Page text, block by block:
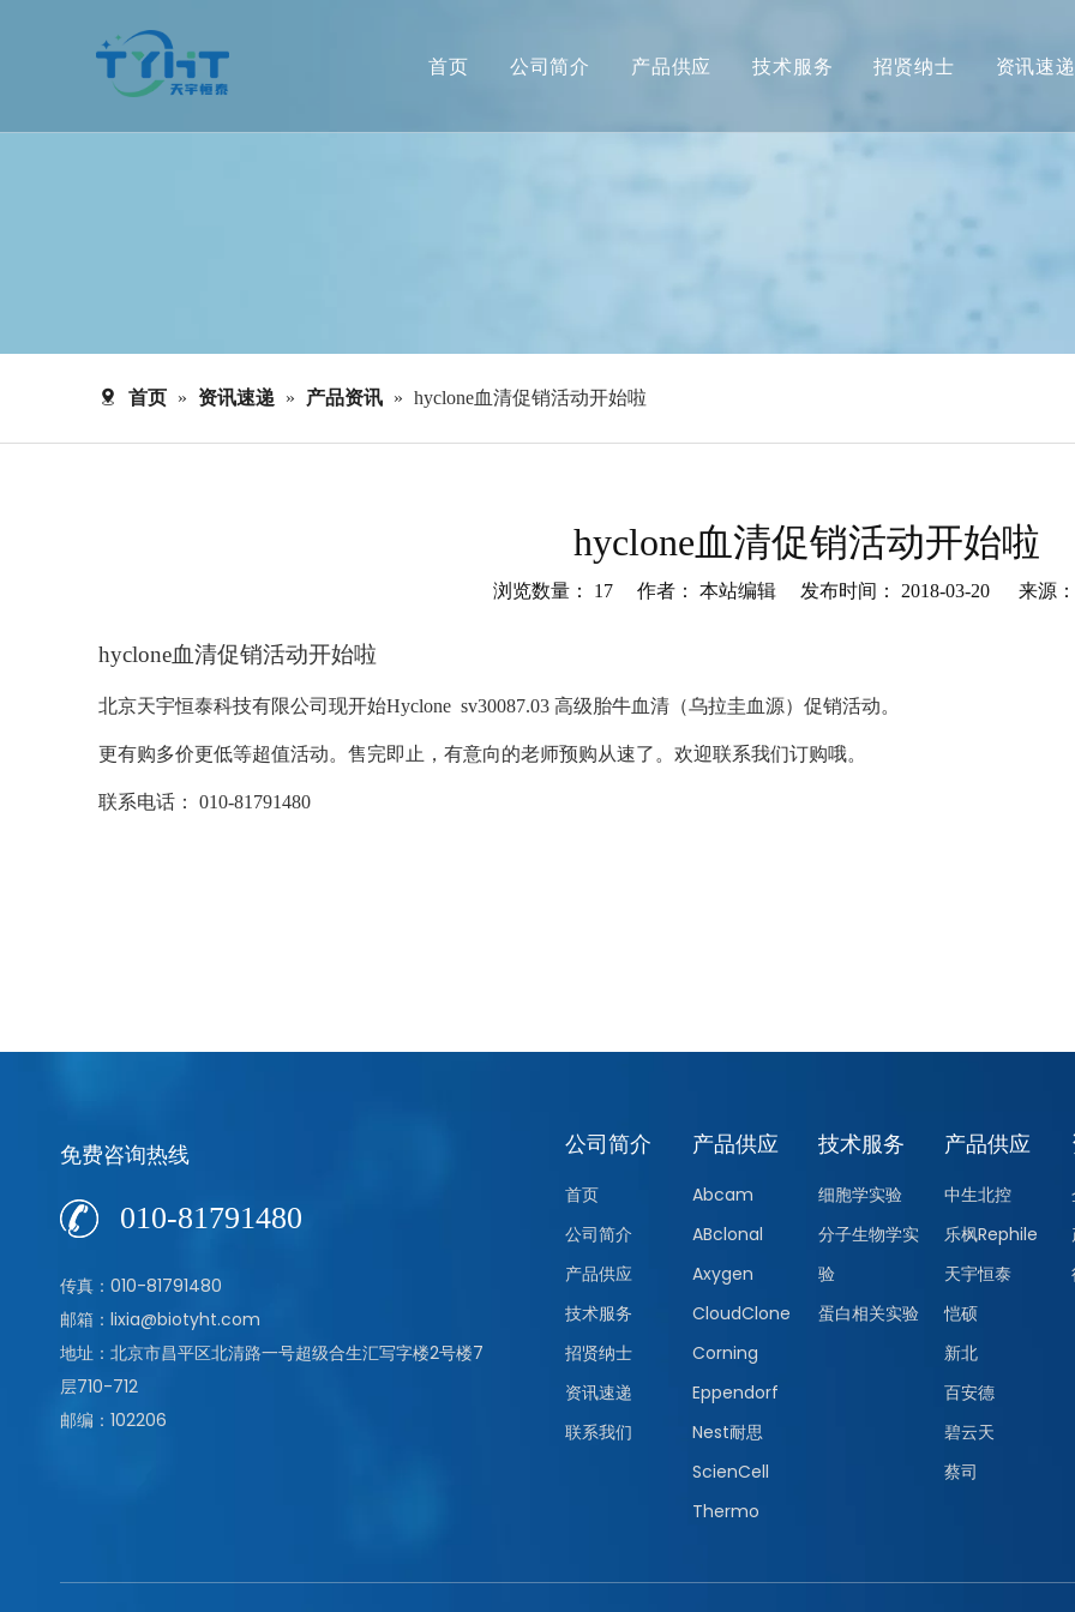
首页 公司简介 产品供应 技术服务 招贤纳士 资讯速递
首页 » 资讯速递 » 产品资讯 » hyclone血清促销活动开始啦
hyclone血清促销活动开始啦
浏览数量： 17 作者： 本站编辑 发布时间： 2018-03-20 来源
["facebook","twitter","line","wechat","linkedin","pinterest","whatsapp"]
hyclone血清促销活动开始啦
北京天宇恒泰科技有限公司现开始Hyclone sv30087.03 高级胎牛血清（乌拉圭血源）促销活动。
更有购多价更低等超值活动。售完即止，有意向的老师预购从速了。欢迎联系我们订购哦。
联系电话： 010-81791480
免费咨询热线
010-81791480
传真：010-81791480
邮箱：lixia@biotyht.com
地址：北京市昌平区北清路一号超级合生汇写字楼2号楼7
层710-712
邮编：102206
公司简介
首页
公司简介
产品供应
技术服务
招贤纳士
资讯速递
联系我们
产品供应
Abcam
ABclonal
Axygen
CloudClone
Corning
Eppendorf
Nest耐思
ScienCell
Thermo
技术服务
细胞学实验
分子生物学实
验
蛋白相关实验
产品供应
中生北控
乐枫Rephile
天宇恒泰
恺硕
新北
百安德
碧云天
蔡司